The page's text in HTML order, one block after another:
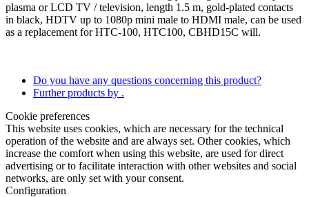
plasma or LCD TV / television, length 1.5 m, gold-plated contacts
in black, HDTV up to 1080p mini male to HDMI male, can be used
as a replacement for HTC-100, HTC100, CBHD15C will.
Do you have any questions concerning this product?
Further products by .
Cookie preferences
This website uses cookies, which are necessary for the technical
operation of the website and are always set. Other cookies, which
increase the comfort when using this website, are used for direct
advertising or to facilitate interaction with other websites and social
networks, are only set with your consent.
Configuration